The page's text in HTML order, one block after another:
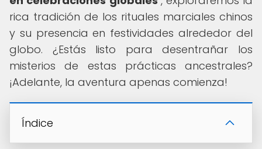
rica tradición de los rituales marciales chinos
y su presencia en festividades alrededor del
globo. ¿Estás listo para desentrañar los
misterios de estas prácticas ancestrales?
¡Adelante, la aventura apenas comienza!
Índice